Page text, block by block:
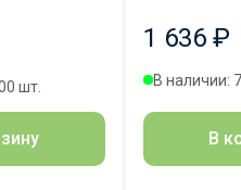
шт.
1 636 ₽
В наличии:
В